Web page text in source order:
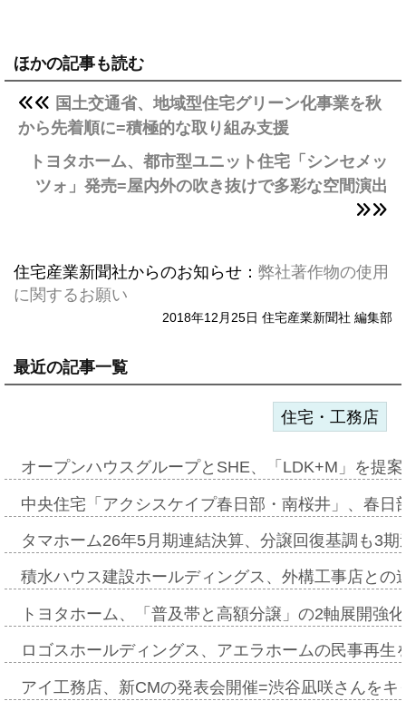
ほかの記事も読む
国土交通省、地域型住宅グリーン化事業を秋
から先着順に=積極的な取り組み支援
トヨタホーム、都市型ユニット住宅「シンセメッ
ツォ」発売=屋内外の吹き抜けで多彩な空間演出
住宅産業新聞社からのお知らせ： 弊社著作物の使用
に関するお願い
2018年12月25日 住宅産業新聞社 編集部
最近の記事一覧
住宅・工務店
オープンハウスグループとSHE、「LDK+M」を提
中央住宅「アクシスケイプ春日部・南桜井」、春
タマホーム26年5月期連結決算、分譲回復基調も3
積水ハウス建設ホールディングス、外構工事店と
トヨタホーム、「普及帯と高額分譲」の2軸展開強
ロゴスホールディングス、アエラホームの民事再
アイ工務店、新CMの発表会開催=渋谷凪咲さんを